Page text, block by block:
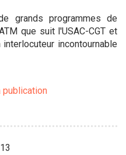
grands programmes de
que suit l'USAC-CGT et
incontournable
publication